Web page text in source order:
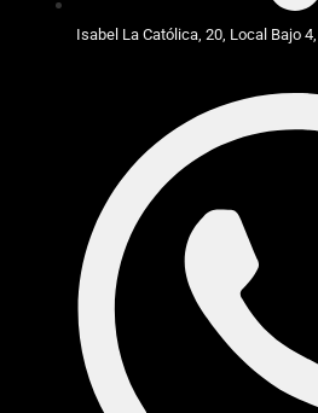
Isabel La Católica, 20, Local Bajo